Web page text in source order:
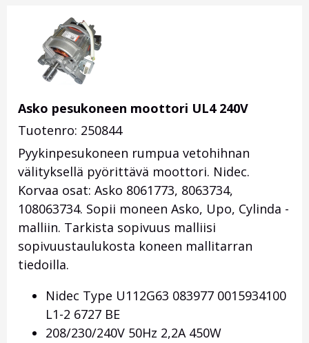
Asko pesukoneen moottori UL4 240V
Tuotenro: 250844
Pyykinpesukoneen rumpua vetohihnan
välityksellä pyörittävä moottori. Nidec.
Korvaa osat: Asko 8061773, 8063734,
108063734. Sopii moneen Asko, Upo, Cylinda -
malliin. Tarkista sopivuus malliisi
sopivuustaulukosta koneen mallitarran
tiedoilla.
Nidec Type U112G63 083977 0015934100
L1-2 6727 BE
208/230/240V 50Hz 2,2A 450W